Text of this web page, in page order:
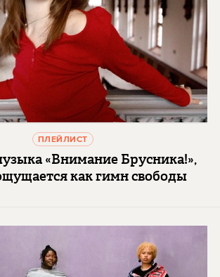
ПЛЕЙЛИСТ
«Внимание Брусника!»,
как гимн свободы